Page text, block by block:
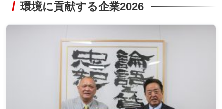
環境に貢献する企業2026